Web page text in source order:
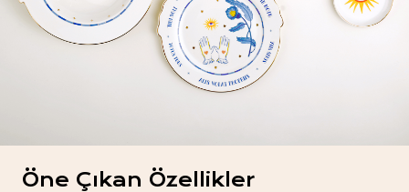
Öne Çıkan Özellikler